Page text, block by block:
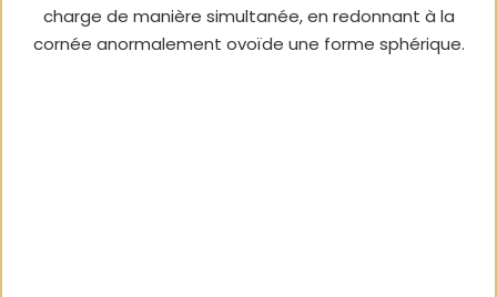
charge de manière simultanée, en redonnant à la
cornée anormalement ovoïde une forme sphérique.